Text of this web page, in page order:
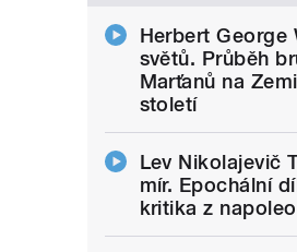
Herbert George
světů. Průběh
Marťanů na
století
Lev Nikolajevič
mír. Epochální
kritika z